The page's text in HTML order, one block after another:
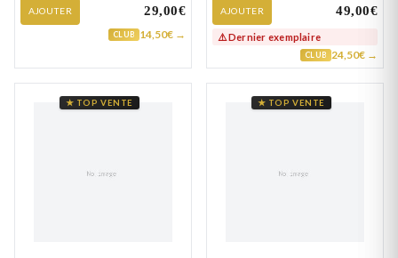
AJOUTER 29,00€
CLUB 14,50€ →
AJOUTER 49,00€
⚠️ Dernier exemplaire
CLUB 24,50€ →
★ TOP VENTE ★ TOP VENTE